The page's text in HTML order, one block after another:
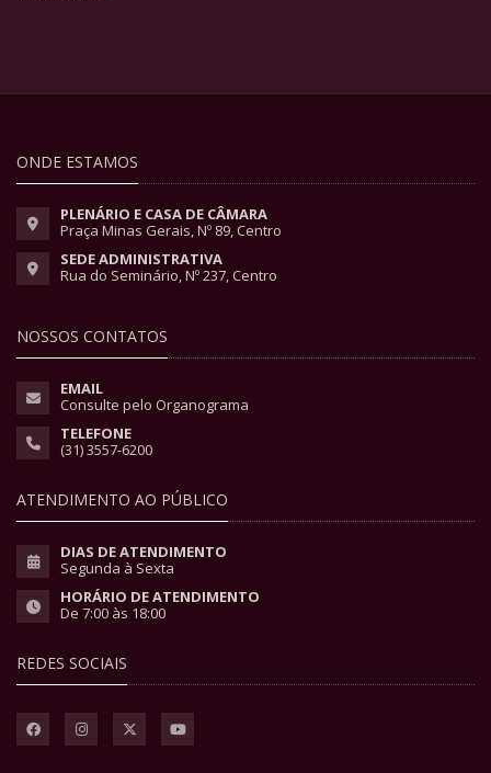
ONDE ESTAMOS
PLENÁRIO E CASA DE CÂMARA
Praça Minas Gerais, Nº 89, Centro
SEDE ADMINISTRATIVA
Rua do Seminário, Nº 237, Centro
NOSSOS CONTATOS
EMAIL
Consulte pelo Organograma
TELEFONE
(31) 3557-6200
ATENDIMENTO AO PÚBLICO
DIAS DE ATENDIMENTO
Segunda à Sexta
HORÁRIO DE ATENDIMENTO
De 7:00 às 18:00
REDES SOCIAIS